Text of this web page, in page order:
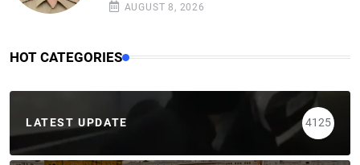
AUGUST 8, 2026
HOT CATEGORIES
LATEST UPDATE 4125